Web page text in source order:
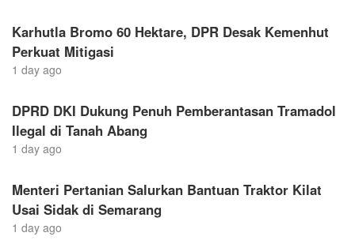
Karhutla Bromo 60 Hektare, DPR Desak Kemenhut
Perkuat Mitigasi
1 day ago
DPRD DKI Dukung Penuh Pemberantasan Tramadol
Ilegal di Tanah Abang
1 day ago
Menteri Pertanian Salurkan Bantuan Traktor Kilat
Usai Sidak di Semarang
1 day ago